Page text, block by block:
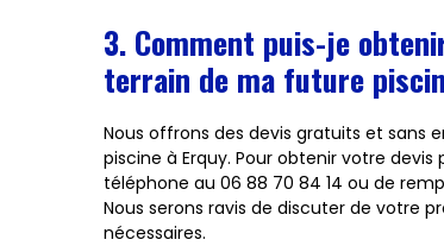
3. Comment puis-je
terrain de ma future
Nous offrons des devis gratuits et sans
piscine à Erquy. Pour obtenir votre
téléphone au 06 88 70 84 14 ou de
Nous serons ravis de discuter de votre
nécessaires.